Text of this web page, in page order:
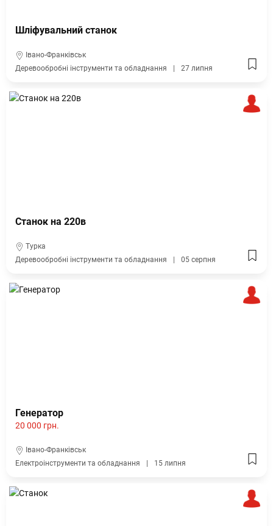
Шліфувальний станок
Івано-Франківськ
Деревообробні інструменти та обладнання
27 липня
Станок на 220в
Турка
Деревообробні інструменти та обладнання
05 серпня
Генератор
20 000 грн.
Івано-Франківськ
Електроінструменти та обладнання
15 липня